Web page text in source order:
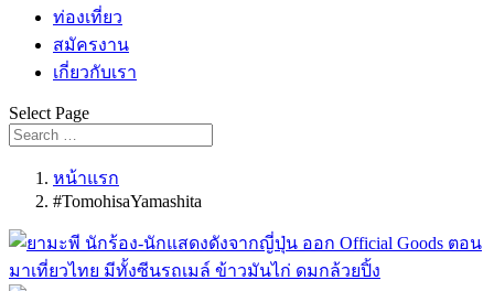
ท่องเที่ยว
สมัครงาน
เกี่ยวกับเรา
Select Page
หน้าแรก
#TomohisaYamashita